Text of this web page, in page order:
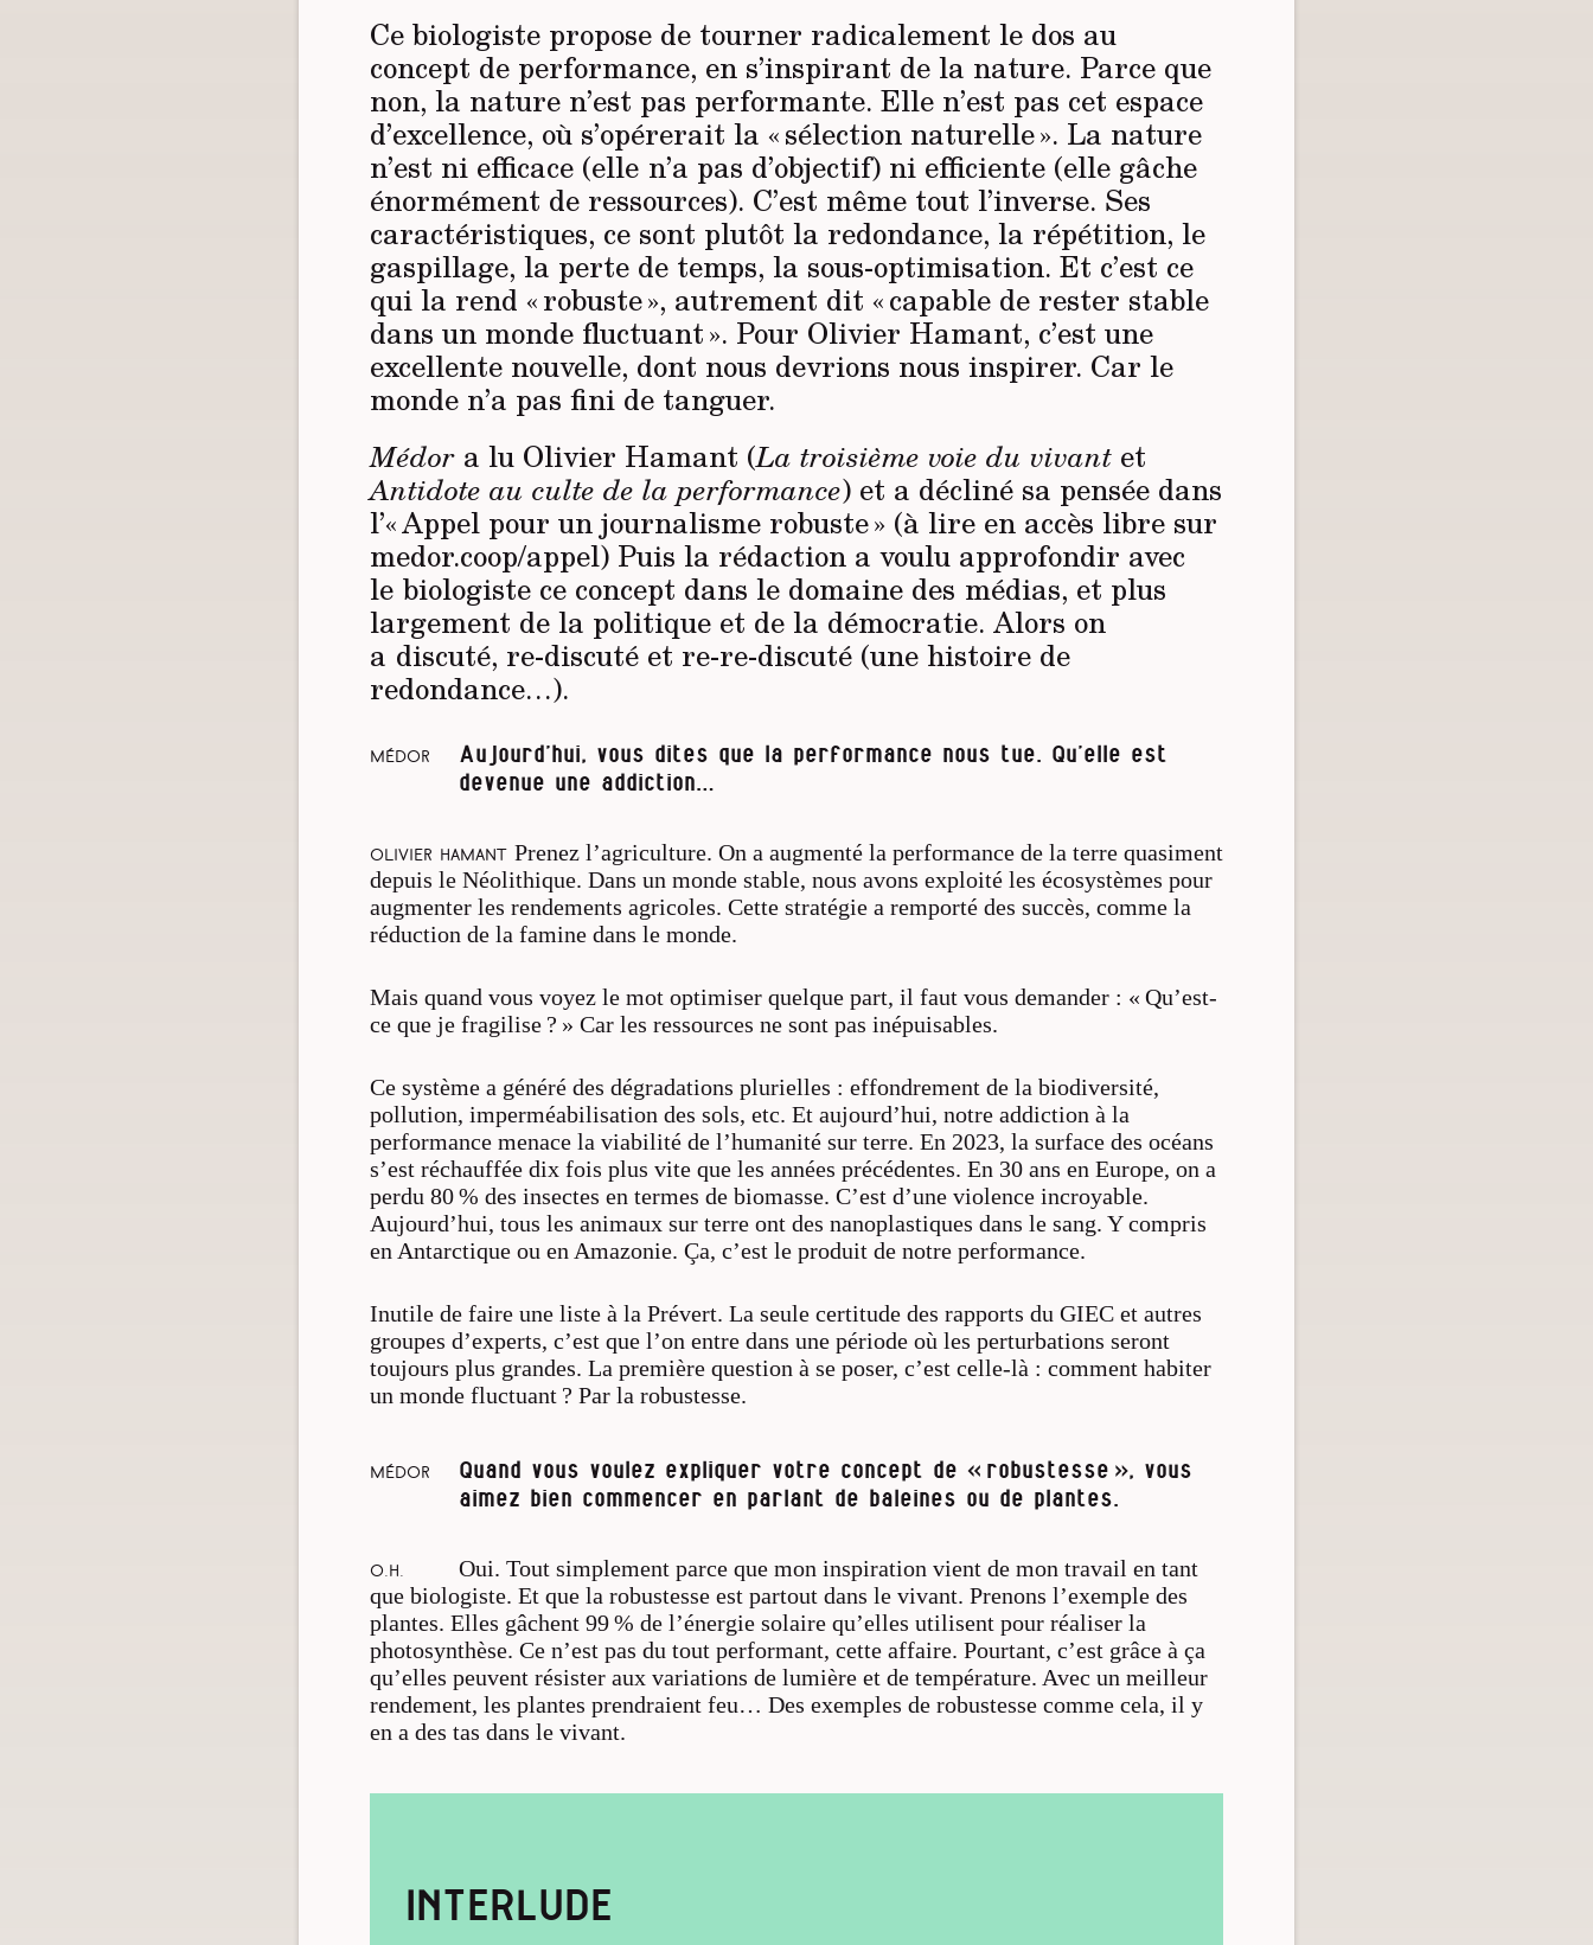
Ce biologiste propose de tourner radicalement le dos au
concept de performance, en s’inspirant de la nature. Parce que
non, la nature n’est pas performante. Elle n’est pas cet espace
d’excellence, où s’opérerait la « sélection naturelle ». La nature
n’est ni efficace (elle n’a pas d’objectif) ni efficiente (elle gâche
énormément de ressources). C’est même tout l’inverse. Ses
caractéristiques, ce sont plutôt la redondance, la répétition, le
gaspillage, la perte de temps, la sous-optimisation. Et c’est ce
qui la rend « robuste », autrement dit « capable de rester stable
dans un monde fluctuant ». Pour Olivier Hamant, c’est une
excellente nouvelle, dont nous devrions nous inspirer. Car le
monde n’a pas fini de tanguer.
Médor a lu Olivier Hamant (La troisième voie du vivant et
Antidote au culte de la performance) et a décliné sa pensée dans
l’« Appel pour un journalisme robuste » (à lire en accès libre sur
medor.coop/appel) Puis la rédaction a voulu approfondir avec
le biologiste ce concept dans le domaine des médias, et plus
largement de la politique et de la démocratie. Alors on
a discuté, re-discuté et re-re-discuté (une histoire de
redondance…).
Médor
Aujourd’hui, vous dites que la performance nous tue. Qu’elle est
devenue une addiction…
Olivier Hamant
Prenez l’agriculture. On a augmenté la performance de la terre quasiment
depuis le Néolithique. Dans un monde stable, nous avons exploité les écosystèmes pour
augmenter les rendements agricoles. Cette stratégie a remporté des succès, comme la
réduction de la famine dans le monde.
Mais quand vous voyez le mot optimiser quelque part, il faut vous demander : « Qu’est-
ce que je fragilise ? » Car les ressources ne sont pas inépuisables.
Ce système a généré des dégradations plurielles : effondrement de la biodiversité,
pollution, imperméabilisation des sols, etc. Et aujourd’hui, notre addiction à la
performance menace la viabilité de l’humanité sur terre. En 2023, la surface des océans
s’est réchauffée dix fois plus vite que les années précédentes. En 30 ans en Europe, on a
perdu 80 % des insectes en termes de biomasse. C’est d’une violence incroyable.
Aujourd’hui, tous les animaux sur terre ont des nanoplastiques dans le sang. Y compris
en Antarctique ou en Amazonie. Ça, c’est le produit de notre performance.
Inutile de faire une liste à la Prévert. La seule certitude des rapports du GIEC et autres
groupes d’experts, c’est que l’on entre dans une période où les perturbations seront
toujours plus grandes. La première question à se poser, c’est celle-là : comment habiter
un monde fluctuant ? Par la robustesse.
Médor
Quand vous voulez expliquer votre concept de « robustesse », vous
aimez bien commencer en parlant de baleines ou de plantes.
O.H.
Oui. Tout simplement parce que mon inspiration vient de mon travail en tant
que biologiste. Et que la robustesse est partout dans le vivant. Prenons l’exemple des
plantes. Elles gâchent 99 % de l’énergie solaire qu’elles utilisent pour réaliser la
photosynthèse. Ce n’est pas du tout performant, cette affaire. Pourtant, c’est grâce à ça
qu’elles peuvent résister aux variations de lumière et de température. Avec un meilleur
rendement, les plantes prendraient feu… Des exemples de robustesse comme cela, il y
en a des tas dans le vivant.
INTERLUDE